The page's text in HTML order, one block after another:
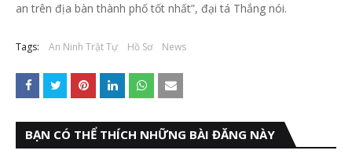
an trên địa bàn thành phố tốt nhất”, đại tá Thắng nói.
Tags: An Ninh Trật Tự Hồ Sơ News
BẠN CÓ THỂ THÍCH NHỮNG BÀI ĐĂNG NÀY